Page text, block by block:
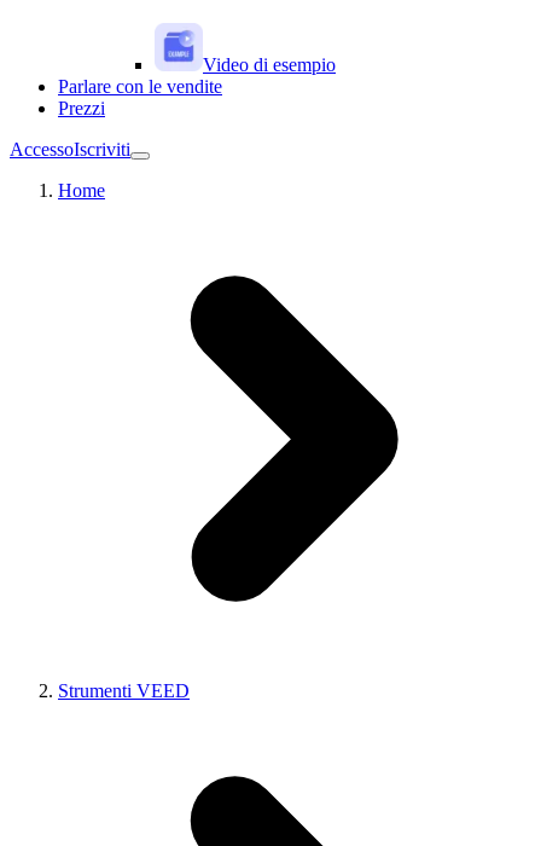
Video di esempio
Parlare con le vendite
Prezzi
AccessoIscriviti
Home
Strumenti VEED